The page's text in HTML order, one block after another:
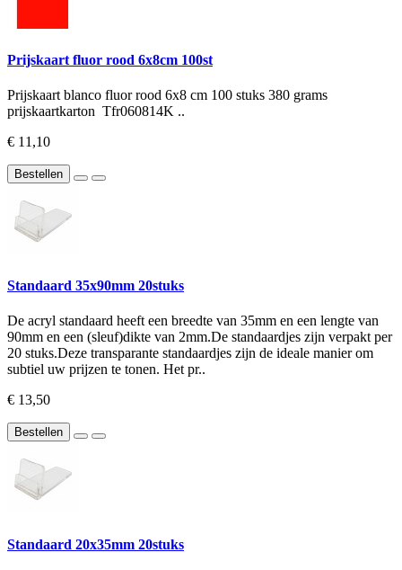
Prijskaart fluor rood 6x8cm 100st
Prijskaart blanco fluor rood 6x8 cm 100 stuks 380 grams
prijskaartkarton Tfr060814K ..
€ 11,10
Bestellen
Standaard 35x90mm 20stuks
De acryl standaard heeft een breedte van 35mm en een lengte van
90mm en een (sleuf)dikte van 2mm.De standaardjes zijn verpakt per
20 stuks.Deze transparante standaardjes zijn de ideale manier om
subtiel uw prijzen te tonen. Het pr..
€ 13,50
Bestellen
Standaard 20x35mm 20stuks